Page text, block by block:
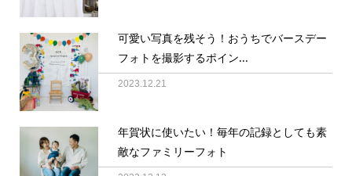
可愛い写真を残そう！おうちでバースデー
フォトを撮影するポイン...
2023.12.21
年賀状に使いたい！毎年の記録としても素
敵なファミリーフォト